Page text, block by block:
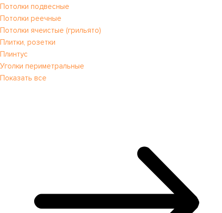
Потолки подвесные
Потолки реечные
Потолки ячеистые (грильято)
Плитки, розетки
Плинтус
Уголки периметральные
Показать все